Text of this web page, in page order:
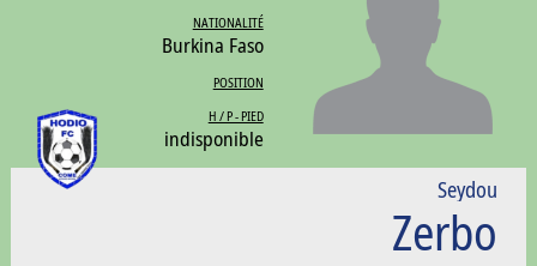
NATIONALITÉ
Burkina Faso
POSITION
H / P - PIED
indisponible
Seydou
Zerbo